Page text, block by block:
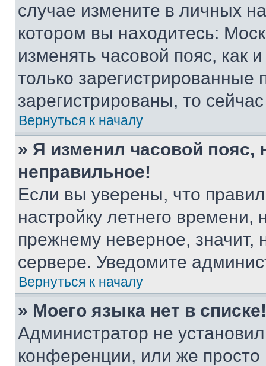
случае измените в личных
котором вы находитесь:
изменять часовой пояс, как
только
зарегистрированы, то
Вернуться к началу
» Я изменил часовой пояс,
неправильное!
Если вы уверены, что
настройку летнего
прежнему неверное, значит,
сервере. Уведомите
Вернуться к началу
» Моего языка нет в списке!
Администратор не
конференции, или же